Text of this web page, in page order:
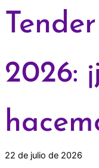
2026:
22 de julio de 2026